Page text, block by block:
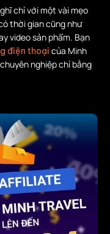
chỉ với một vài mẹo
thời gian cũng như
video sản phẩm. Bạn
điện thoại của Minh
nghiệp chỉ bằng